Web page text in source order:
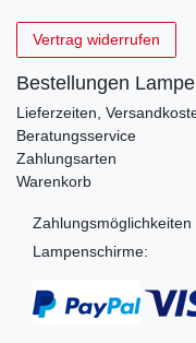
Vertrag widerrufen
Bestellungen
Lieferzeiten,
Beratungsservice
Zahlungsarten
Warenkorb
Lampenschirme: